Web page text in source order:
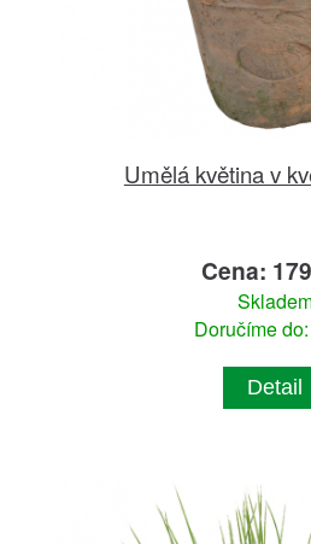
Umělá květina v
Cena:
Doručíme
Detail